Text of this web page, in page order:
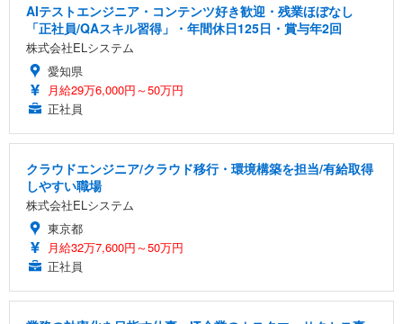
AIテストエンジニア・コンテンツ好き歓迎・残業ほぼなし
「正社員/QAスキル習得」・年間休日125日・賞与年2回
株式会社ELシステム
愛知県
月給29万6,000円～50万円
正社員
クラウドエンジニア/クラウド移行・環境構築を担当/有給取得
しやすい職場
株式会社ELシステム
東京都
月給32万7,600円～50万円
正社員